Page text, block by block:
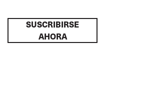
SUSCRIBIRSE
AHORA